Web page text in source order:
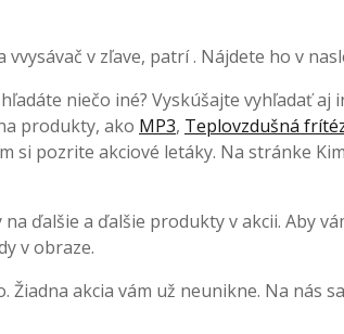
v zľave, patrí . Nájdete ho v
niečo iné? Vyskúšajte vyhľadať
produkty, ako MP3, Teplovzdušná
si pozrite akciové letáky. Na stránke
ďalšie a ďalšie produkty v akcii. Aby
v obraze.
Žiadna akcia vám už neunikne. Na nás